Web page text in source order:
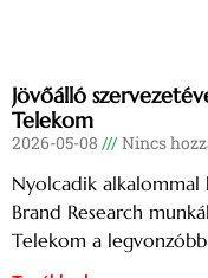
Jövőálló
Telekom
2026-05-08 Nincs
Nyolcadik alkalommal
Brand Research
Telekom a